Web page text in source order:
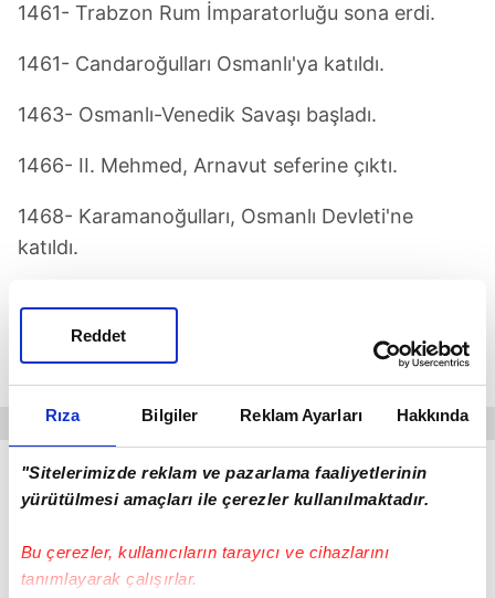
Rıza Bilgiler Reklam Ayarları Hakkında
"Sitelerimizde reklam ve pazarlama faaliyetlerinin
yürütülmesi amaçları ile çerezler kullanılmaktadır.
Bu çerezler, kullanıcıların tarayıcı ve cihazlarını
tanımlayarak çalışırlar.
Reddet
1461- Trabzon Rum İmparatorluğu sona erdi.
1461- Candaroğulları Osmanlı'ya katıldı.
1463- Osmanlı-Venedik Savaşı başladı.
1466- II. Mehmed, Arnavut seferine çıktı.
1468- Karamanoğulları, Osmanlı Devleti'ne
katıldı.
Sarayı tesis edildi.
1470- İstanbul'da Fatih Külliyesi inşaa edildi.